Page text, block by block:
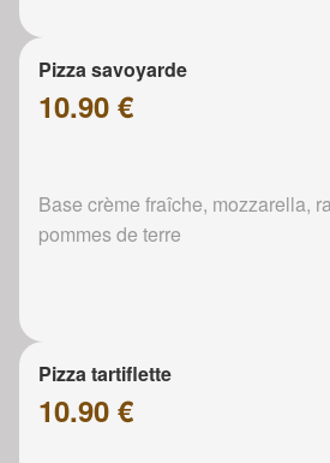
Pizza savoyarde
10.90 €
Base crème fraîche, mozzarella,
pommes de terre
Pizza tartiflette
10.90 €